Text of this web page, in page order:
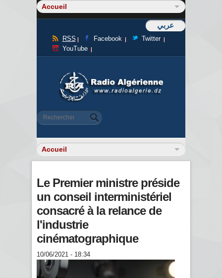
عربي
RSS Facebook
Twitter
YouTube
Formulaire de recherche
Rechercher
Le Premier ministre préside
un conseil interministériel
consacré à la relance de
l'industrie
cinématographique
10/06/2021 - 18:34